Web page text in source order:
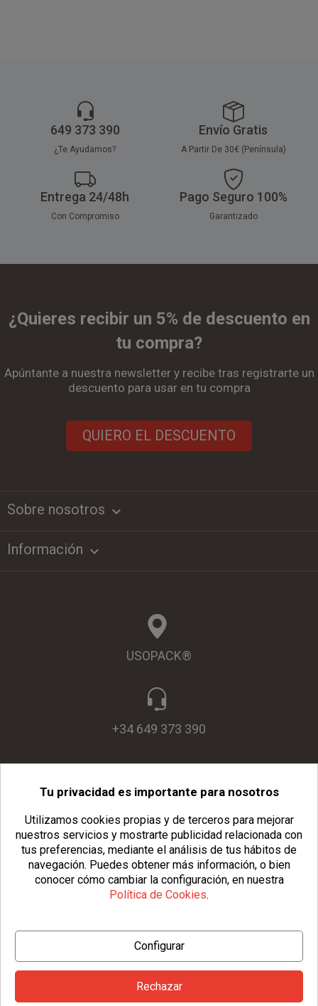
649 373 390
¿Te Ayudamos?
Envío Gratis
A Partir De 30€ (Península)
Entrega 24/48h
Con Compromiso
Pago Seguro 100%
Garantizado
¿Quieres recibir un 5% de descuento en
tu compra?
Apúntante a nuestra newsletter y recibe tras registrarte un
descuento para usar en tu compra
QUIERO EL DESCUENTO
Sobre nosotros keyboard_arrow_down
Información 
USOPACK®
+34 649 373 390
info@usopack.com
© Copyright 2026 Usopack® | Aviso Legal
| Política de Cookies| Configurar Cookies |
Condiciones Generales
Tu privacidad es importante para nosotros
Utilizamos cookies propias y de terceros para mejorar
nuestros servicios y mostrarte publicidad relacionada con
tus preferencias, mediante el análisis de tus hábitos de
navegación. Puedes obtener más información, o bien
conocer cómo cambiar la configuración, en nuestra
Política de Cookies.
Configurar
Rechazar